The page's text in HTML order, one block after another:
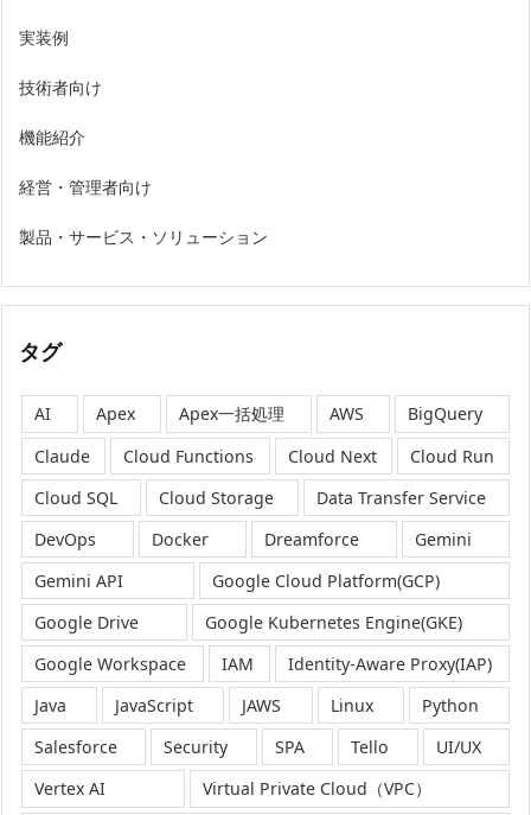
実装例
技術者向け
機能紹介
経営・管理者向け
製品・サービス・ソリューション
タグ
AI Apex Apex一括処理 AWS
BigQuery
Claude
Cloud Functions Cloud Next
Cloud Run
Cloud SQL
Cloud Storage
Data Transfer Service
DevOps
Docker Dreamforce
Gemini
Gemini API
Google Cloud Platform(GCP)
Google Drive
Google Kubernetes Engine(GKE)
Google Workspace
IAM
Identity-Aware Proxy(IAP)
Java
JavaScript JAWS Linux
Python
Salesforce
Security SPA Tello
UI/UX
Vertex AI
Virtual Private Cloud（VPC）